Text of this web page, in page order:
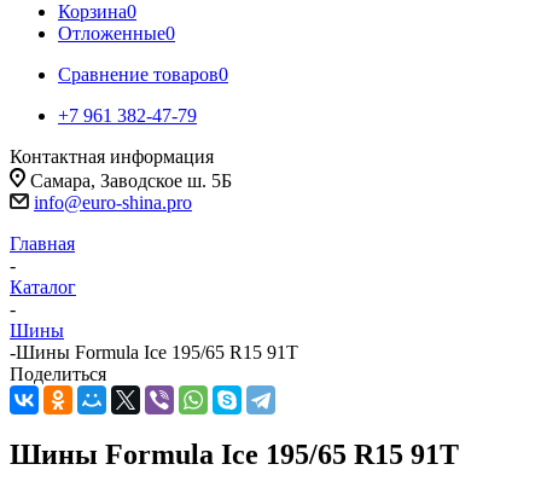
Корзина0
Отложенные0
Сравнение товаров0
+7 961 382-47-79
Контактная информация
Самара, Заводское ш. 5Б
info@euro-shina.pro
Главная
-
Каталог
-
Шины
-Шины Formula Ice 195/65 R15 91T
Поделиться
Шины Formula Ice 195/65 R15 91T